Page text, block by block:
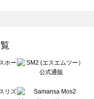
バッグ一覧
覧